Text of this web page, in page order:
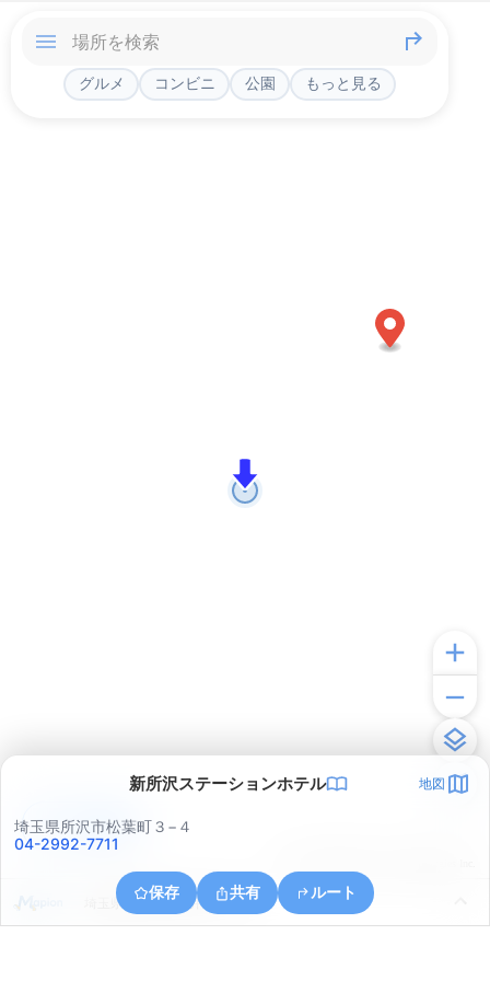
グルメ コンビニ 公園 もっと見る
新所沢ステーションホテル 地図
埼玉県所沢市松葉町３−４
04-2992-7711
保存 共有 ルート
埼玉県所沢市上新井４丁目１
アプリで見る